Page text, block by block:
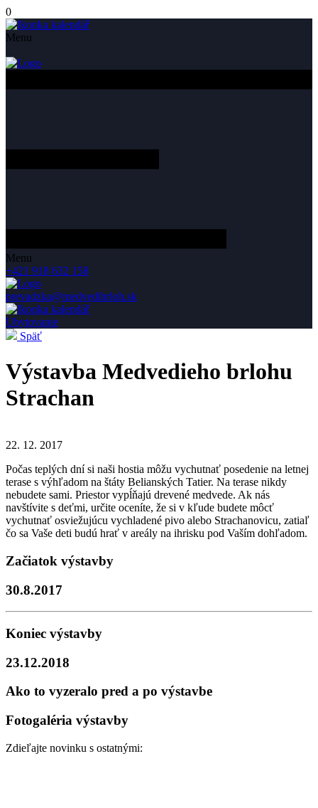
0
Menu
Menu
+421 918 632 158
prevadzka@medvedibrloh.sk
Ubytovanie
Späť
Výstavba Medvedieho brlohu
Strachan
22. 12. 2017
Počas teplých dní si naši hostia môžu vychutnať posedenie na letnej
terase s výhľadom na štáty Belianských Tatier. Na terase nikdy
nebudete sami. Priestor vypĺňajú drevené medvede. Ak nás
navštívite s deťmi, určite oceníte, že si v kľude budete môcť
vychutnať osviežujúcu vychladené pivo alebo Strachanovicu, zatiaľ
čo sa Vaše deti budú hrať v areály na ihrisku pod Vaším dohľadom.
Začiatok výstavby
30.8.2017
Koniec výstavby
23.12.2018
Ako to vyzeralo pred a po výstavbe
Fotogaléria výstavby
Zdieľajte novinku s ostatnými: